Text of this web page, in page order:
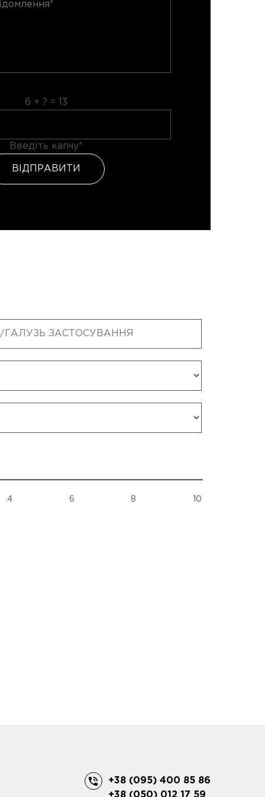
6 + ? = 13
Введіть капчу*
ВІДПРАВИТИ
4 6 8 10
+38 (095) 400 85 86
+38 (050) 012 17 59